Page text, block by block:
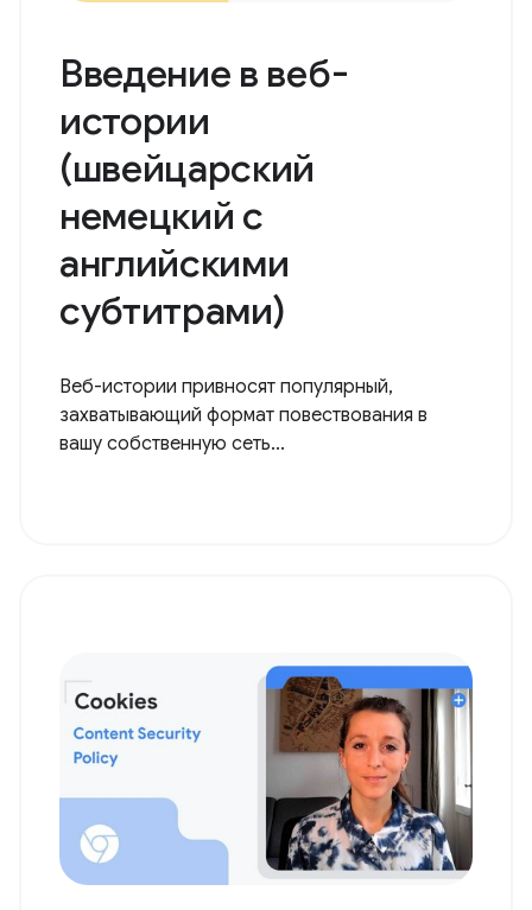
Введение в веб-
истории
(швейцарский
немецкий с
английскими
субтитрами)
Веб-истории привносят популярный,
захватывающий формат повествования в
вашу собственную сеть...